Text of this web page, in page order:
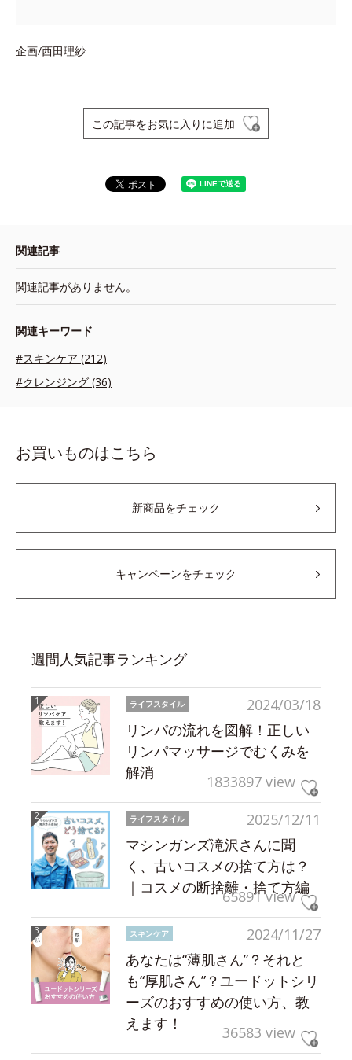
企画/西田理紗
この記事をお気に入りに追加
関連記事
関連記事がありません。
関連キーワード
#スキンケア (212)
#クレンジング (36)
お買いものはこちら
新商品をチェック
キャンペーンをチェック
週間人気記事ランキング
2024/03/18
ライフスタイル
リンパの流れを図解！正しい
リンパマッサージでむくみを
解消
1833897 view
2025/12/11
ライフスタイル
マシンガンズ滝沢さんに聞
く、古いコスメの捨て方は？
｜コスメの断捨離・捨て方編
65891 view
2024/11/27
スキンケア
あなたは“薄肌さん”？それと
も“厚肌さん”？ユードットシリ
ーズのおすすめの使い方、教
えます！
36583 view